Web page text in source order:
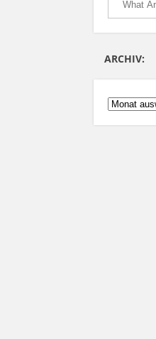
ARCHIV:
ARCHIV: